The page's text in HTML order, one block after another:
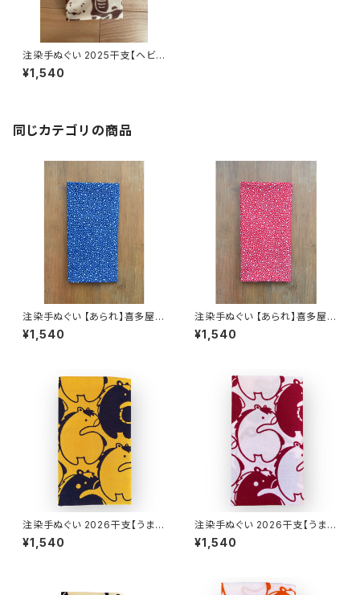
注染手ぬぐい 2025干支【ヘビ
づくし】 ブラウン 喜多屋商店 て
ぬぐい 干支 巳年 蛇 ヘビ お年
¥1,540
同じカテゴリの商品
注染手ぬぐい 【あられ】喜多屋商
店 てぬぐい 青紺 伝統柄 日本製
¥1,540
注染手ぬぐい 【あられ】喜多屋商
店 てぬぐい 赤エンジ 伝統柄 日
本製
¥1,540
注染手ぬぐい 2026干支【うまづ
くし】深山吹色×濃紺 喜多屋商
店 てぬぐい 干支 午年 馬 ウマ
¥1,540
注染手ぬぐい 2026干支【うまづ
くし】薄ピンク×赤エンジ 喜多屋
商店 てぬぐい 干支 午年 馬 ウ
¥1,540